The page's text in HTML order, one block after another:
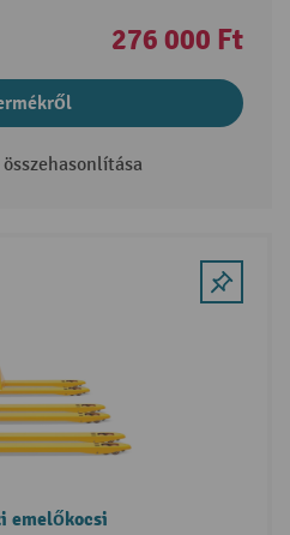
276 000 Ft
emelőkocsi